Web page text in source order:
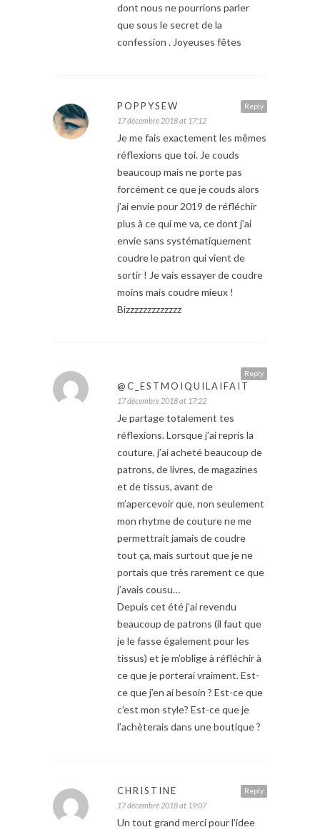
dont nous ne pourrions parler
que sous le secret de la
confession . Joyeuses fêtes
Reply
POPPYSEW
17 décembre 2018 at 17:12
Je me fais exactement les mêmes
réflexions que toi. Je couds
beaucoup mais ne porte pas
forcément ce que je couds alors
j’ai envie pour 2019 de réfléchir
plus à ce qui me va, ce dont j’ai
envie sans systématiquement
coudre le patron qui vient de
sortir ! Je vais essayer de coudre
moins mais coudre mieux !
Bizzzzzzzzzzzzz
Reply
@C_ESTMOIQUILAIFAIT
17 décembre 2018 at 17:22
Je partage totalement tes
réflexions. Lorsque j’ai repris la
couture, j’ai acheté beaucoup de
patrons, de livres, de magazines
et de tissus, avant de
m’apercevoir que, non seulement
mon rhytme de couture ne me
permettrait jamais de coudre
tout ça, mais surtout que je ne
portais que très rarement ce que
j’avais cousu…
Depuis cet été j’ai revendu
beaucoup de patrons (il faut que
je le fasse également pour les
tissus) et je m’oblige à réfléchir à
ce que je porterai vraiment. Est-
ce que j’en ai besoin ? Est-ce que
c’est mon style? Est-ce que je
l’achèterais dans une boutique ?
Reply
CHRISTINE
17 décembre 2018 at 19:07
Un tout grand merci pour l’idee